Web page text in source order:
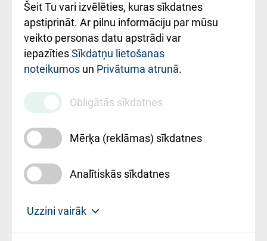
Rekvizīti un
ārstniecības
iestādes kods
010000234
Maksas
pakalpojumu
cenrādis
Šeit Tu vari izvēlēties, kuras sīkdatnes
apstiprināt. Ar pilnu informāciju par mūsu
veikto personas datu apstrādi var
iepazītiesSīkdatņu lietošanas
noteikumos un Privātuma atrunā.
Obligātās sīkdatnes
Mērķa (reklāmas) sīkdatnes
Analītiskās sīkdatnes
Uzzini vairāk